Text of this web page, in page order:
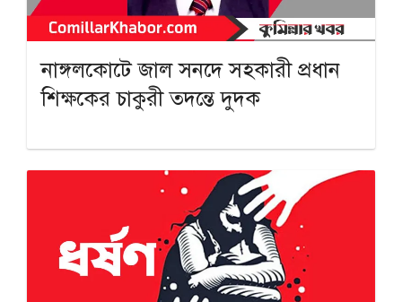
নাঙ্গলকোটে জাল সনদে সহকারী প্রধান
শিক্ষকের চাকুরী তদন্তে দুদক